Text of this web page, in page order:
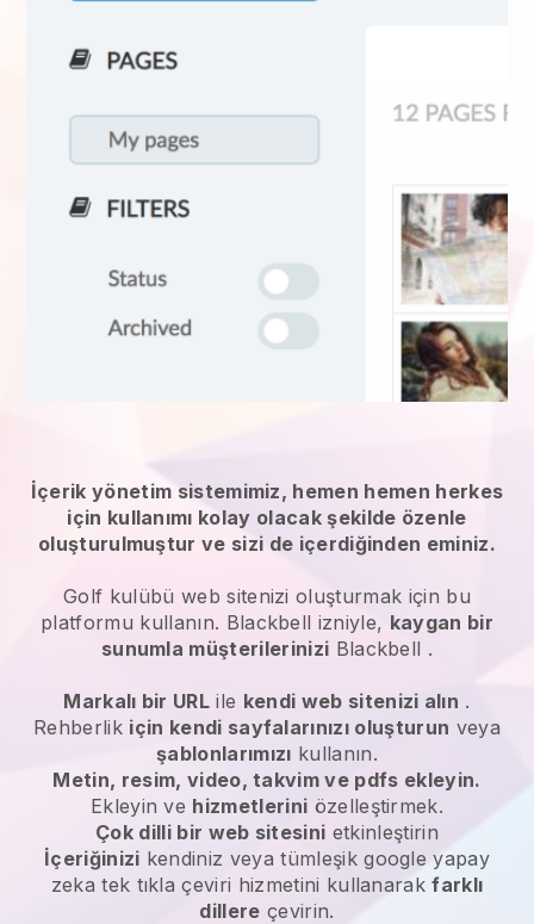
İçerik yönetim sistemimiz, hemen hemen herkes
için kullanımı kolay olacak şekilde özenle
oluşturulmuştur ve sizi de içerdiğinden eminiz.
Golf kulübü web sitenizi oluşturmak için bu
platformu kullanın. Blackbell izniyle, kaygan bir
sunumla müşterilerinizi Blackbell .
Markalı bir URL ile kendi web sitenizi alın .
Rehberlik için kendi sayfalarınızı oluşturun veya
şablonlarımızı kullanın.
Metin, resim, video, takvim ve pdfs ekleyin.
Ekleyin ve hizmetlerini özelleştirmek.
Çok dilli bir web sitesini etkinleştirin
İçeriğinizi kendiniz veya tümleşik google yapay
zeka tek tıkla çeviri hizmetini kullanarakfarklı
dillere çevirin.